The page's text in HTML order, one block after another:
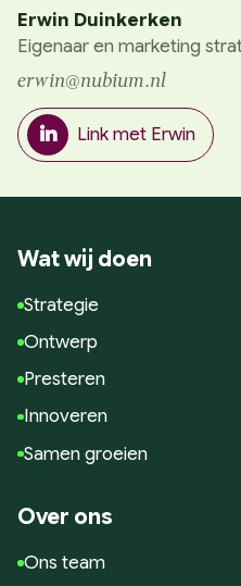
Erwin Duinkerken
Eigenaar en marketing
erwin@nubium.nl
Link met Erwin
Wat wij doen
Strategie
Ontwerp
Presteren
Innoveren
Samen groeien
Over ons
Ons team